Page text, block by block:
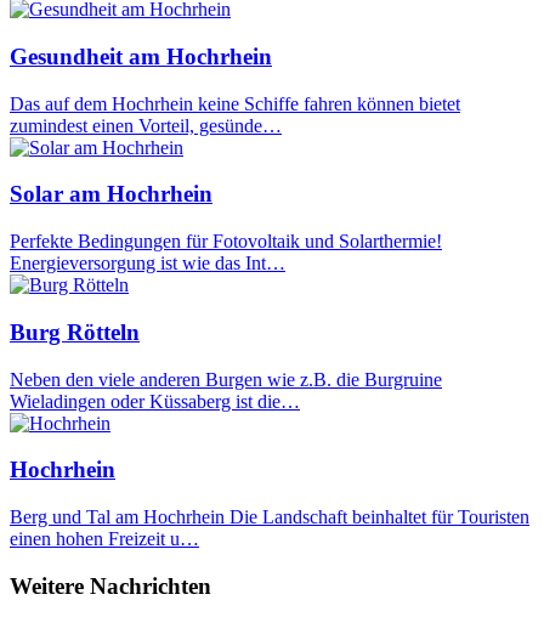
Gesundheit am Hochrhein
Das auf dem Hochrhein keine Schiffe fahren können bietet
zumindest einen Vorteil, gesünde…
Solar am Hochrhein
Perfekte Bedingungen für Fotovoltaik und Solarthermie!
Energieversorgung ist wie das Int…
Burg Rötteln
Neben den viele anderen Burgen wie z.B. die Burgruine
Wieladingen oder Küssaberg ist die…
Hochrhein
Berg und Tal am Hochrhein Die Landschaft beinhaltet für Touristen
einen hohen Freizeit u…
Weitere Nachrichten